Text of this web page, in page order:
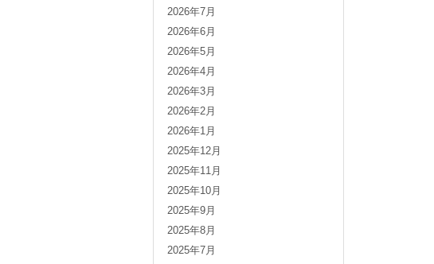
2026年7月
2026年6月
2026年5月
2026年4月
2026年3月
2026年2月
2026年1月
2025年12月
2025年11月
2025年10月
2025年9月
2025年8月
2025年7月